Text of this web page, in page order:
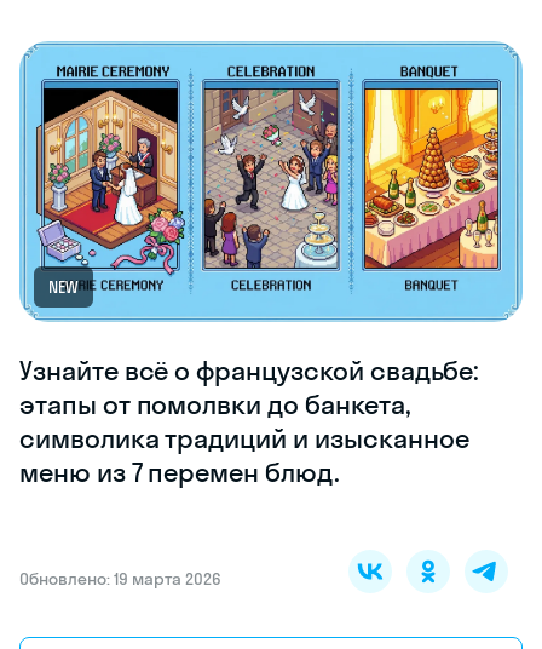
NEW
Узнайте всё о французской свадьбе:
этапы от помолвки до банкета,
символика традиций и изысканное
меню из 7 перемен блюд.
Обновлено: 19 марта 2026